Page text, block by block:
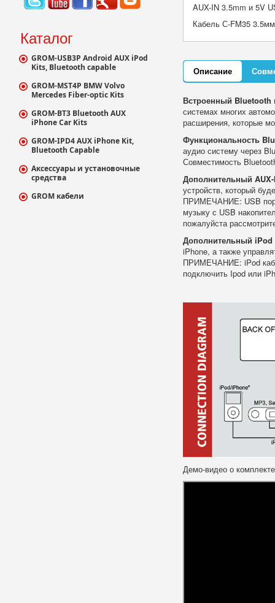
Каталог
GROM-USB3P Android AUX iPod
Kits, Bluetooth capable
GROM-MST4P BMW Volvo
Mercedes Fiber-optic Kits
GROM-BT3 Bluetooth AUX
iPhone Car Kits
GROM-IPD4 AUX iPhone Kit,
Bluetooth Capable
Аксессуары и установочные
средства
GROM кабели
AUX-IN 3.5mm и 5V
Кабель С-FM35
Описание
Встроенный Bluetooth
системах многих
расширения, которые
Функциональность
аудио систему через
Совместимость
Дополнительный
устройств, который
ПРИМЕЧАНИЕ: USB порт
музыку с USB
пожалуйста
Дополнительный
iPhone, а также
ПРИМЕЧАНИЕ: iPod
подключить Ipod или
Демо-видео о